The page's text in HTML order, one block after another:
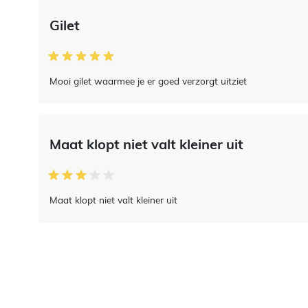
Gilet
Mooi gilet waarmee je er goed verzorgt uitziet
Maat klopt niet valt kleiner uit
Maat klopt niet valt kleiner uit